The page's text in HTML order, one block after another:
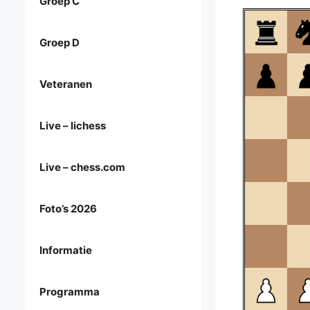
Groep D
Veteranen
Live – lichess
Live – chess.com
Foto’s 2026
Informatie
Programma